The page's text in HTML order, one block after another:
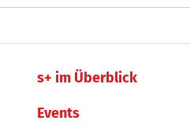
s+ im Überblick
Events